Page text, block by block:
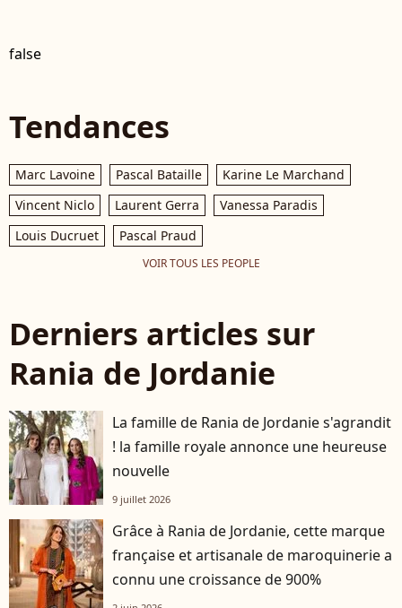
false
Tendances
Marc Lavoine Pascal Bataille
Karine Le Marchand
Vincent Niclo
Laurent Gerra
Vanessa Paradis
Louis Ducruet
Pascal Praud
VOIR TOUS LES PEOPLE
Derniers articles sur
Rania de Jordanie
La famille de Rania de Jordanie s'agrandit
! la famille royale annonce une heureuse
nouvelle
9 juillet 2026
Grâce à Rania de Jordanie, cette marque
française et artisanale de maroquinerie a
connu une croissance de 900%